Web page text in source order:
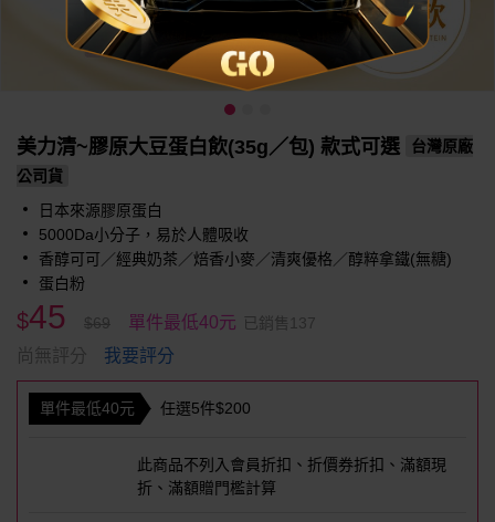
美力清~膠原大豆蛋白飲(35g／包) 款式可選
台灣原廠
公司貨
日本來源膠原蛋白
5000Da小分子，易於人體吸收
香醇可可／經典奶茶／焙香小麥／清爽優格／醇粹拿鐵(無糖)
蛋白粉
$45 $69 單件最低40元 已銷售137
尚無評分 我要評分
單件最低40元 任選5件$200
此商品不列入會員折扣、折價券折扣、滿額現
折、滿額贈門檻計算